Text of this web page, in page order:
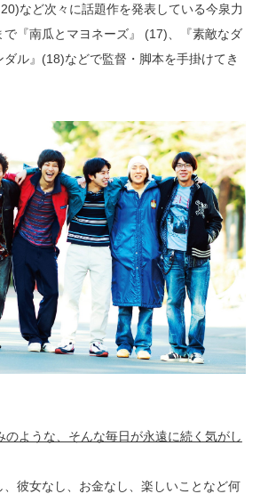
20)など次々に話題作を発表している今泉力
『南瓜とマヨネーズ』 (17)、『素敵なダ
ル』(18)などで監督・脚本を手掛けてき
のような、そんな毎日が永遠に続く気がし
、彼女なし、お金なし、楽しいことなど何